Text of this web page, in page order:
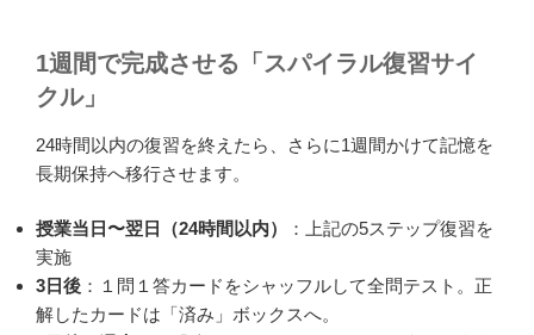
1週間で完成させる「スパイラル復習サイ
クル」
24時間以内の復習を終えたら、さらに1週間かけて記憶を
長期保持へ移行させます。
授業当日〜翌日（24時間以内）
：上記の5ステップ復習を
実施
3日後 ：１問１答カードをシャッフルして全問テスト。正
解したカードは「済み」ボックスへ。